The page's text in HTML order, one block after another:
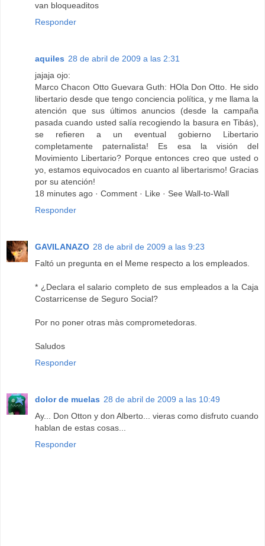
van bloqueaditos
Responder
aquiles 28 de abril de 2009 a las 2:31
jajaja ojo:
Marco Chacon Otto Guevara Guth: HOla Don Otto. He sido
libertario desde que tengo conciencia política, y me llama la
atención que sus últimos anuncios (desde la campaña
pasada cuando usted salía recogiendo la basura en Tibás),
se refieren a un eventual gobierno Libertario
completamente paternalista! Es esa la visión del
Movimiento Libertario? Porque entonces creo que usted o
yo, estamos equivocados en cuanto al libertarismo! Gracias
por su atención!
18 minutes ago · Comment · Like · See Wall-to-Wall
Responder
GAVILANAZO 28 de abril de 2009 a las 9:23
Faltó un pregunta en el Meme respecto a los empleados.
* ¿Declara el salario completo de sus empleados a la Caja
Costarricense de Seguro Social?
Por no poner otras màs comprometedoras.
Saludos
Responder
dolor de muelas 28 de abril de 2009 a las 10:49
Ay... Don Otton y don Alberto... vieras como disfruto cuando
hablan de estas cosas...
Responder